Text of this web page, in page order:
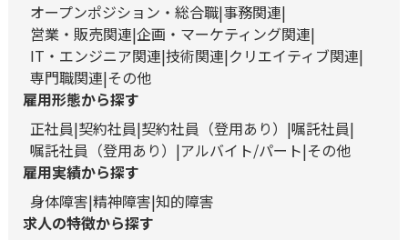
オープンポジション・総合職 事務関連
営業・販売関連 企画・マーケティング関連
IT・エンジニア関連 技術関連 クリエイティブ関連
専門職関連 その他
雇用形態から探す
正社員 契約社員 契約社員（登用あり）
嘱託社員
嘱託社員（登用あり）
アルバイト/パート その他
雇用実績から探す
身体障害 精神障害 知的障害
求人の特徴から探す